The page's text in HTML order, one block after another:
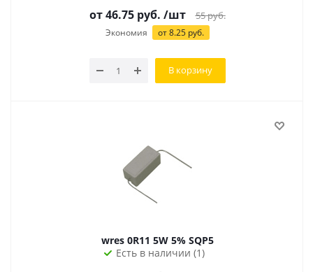
от46.75руб. /шт 55руб.
Экономия от8.25руб.
В корзину
wres 0R11 5W 5% SQP5
Есть в наличии (1)